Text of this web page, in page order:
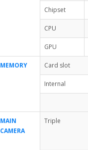
Chipset
CPU
GPU
MEMORY Card slot
Internal
MAIN
CAMERA
Triple